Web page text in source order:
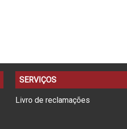
SERVIÇOS
Livro de reclamações